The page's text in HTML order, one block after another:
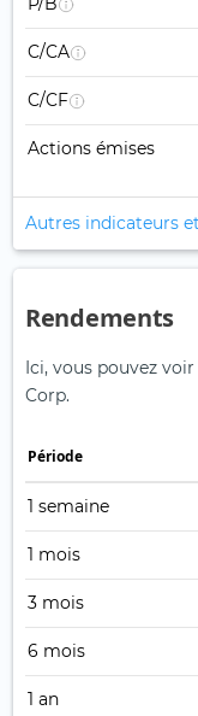
C/CA
C/CF
Actions émises
Autres indicateurs
Rendements
Ici, vous pouvez
Corp.
Période
1 semaine
1 mois
3 mois
6 mois
1 an